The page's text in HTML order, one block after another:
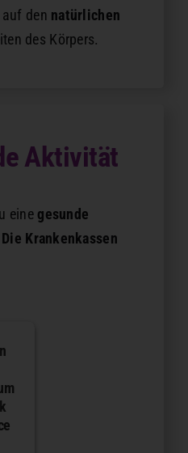
den natürlichen
des Körpers.
Aktivität
eine gesunde
Krankenkassen